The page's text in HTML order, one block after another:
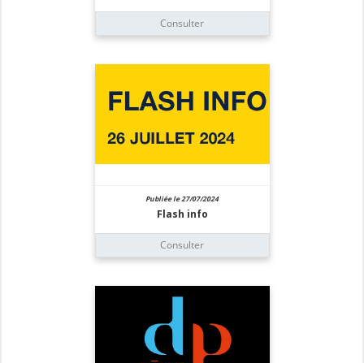
Consulter
Publiée le 27/07/2024
Flash info
Consulter